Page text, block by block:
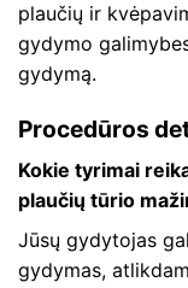
plaučių ir
gydymo
gydymą.
Procedūros
Kokie tyrimai
plaučių tūrio
Jūsų gydytojas
gydymas,